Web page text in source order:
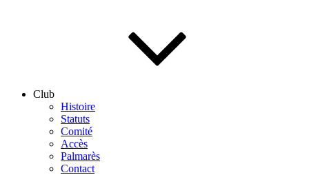
Club
Histoire
Statuts
Comité
Accès
Palmarès
Contact